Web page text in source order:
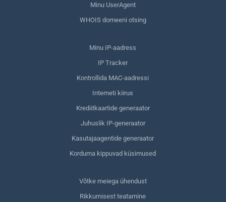
Minu UserAgent
WHOIS domeeni otsing
Minu IP-aadress
IP Tracker
Kontrollida MAC-aadressi
Interneti kiirus
Krediitkaartide generaator
Juhuslik IP-generaator
Kasutajaagentide generaator
Korduma kippuvad küsimused
Võtke meiega ühendust
Rikkumisest teatamine